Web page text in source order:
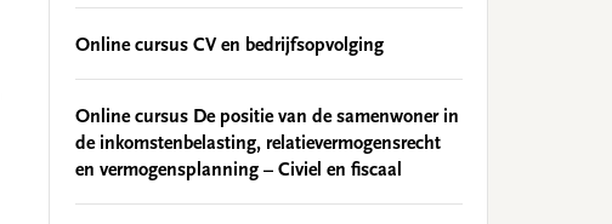
Online cursus CV en bedrijfsopvolging
Online cursus De positie van de samenwoner in
de inkomstenbelasting, relatievermogensrecht
en vermogensplanning – Civiel en fiscaal